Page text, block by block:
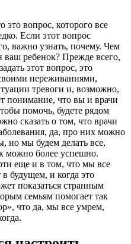
это вопрос, которого все
Если этот вопрос
важно узнать, почему. Чем
ваш ребенок? Прежде всего,
этот вопрос, это
переживаниями,
тревоги и, возможно,
понимание, что вы и врачи
помочь, будете рядом
сказать о том, что врачи
да, про них можно
но мы будем делать все,
можно более успешно.
еще и в том, что мы все
будущем, и когда это
показаться странным
семьям помогает так
что да, мы все умрем,